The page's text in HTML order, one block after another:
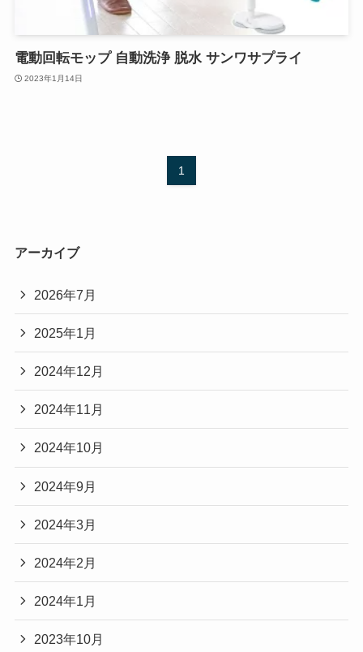
電動回転モップ 自動洗浄 脱水 サンワサプライ
2023年1月14日
1
アーカイブ
2026年7月
2025年1月
2024年12月
2024年11月
2024年10月
2024年9月
2024年3月
2024年2月
2024年1月
2023年10月